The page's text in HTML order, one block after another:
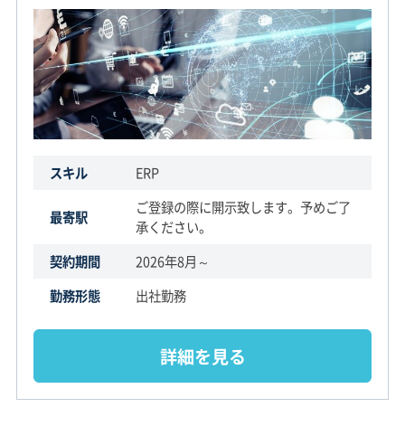
スキル ERP
最寄駅
ご登録の際に開示致します。予めご了
承ください。
契約期間
2026年8月～
勤務形態
出社勤務
詳細を見る